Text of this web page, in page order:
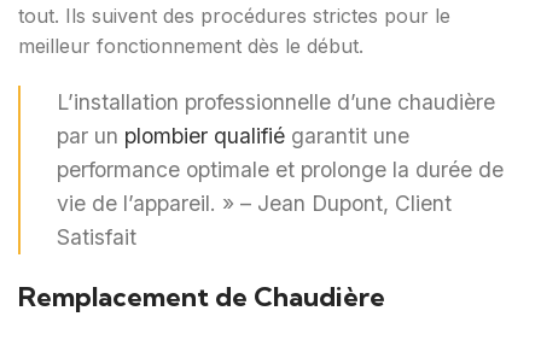
tout. Ils suivent des procédures strictes pour le
meilleur fonctionnement dès le début.
L’installation professionnelle d’une chaudière
par un plombier qualifié garantit une
performance optimale et prolonge la durée de
vie de l’appareil. » – Jean Dupont, Client
Satisfait
Remplacement de Chaudière